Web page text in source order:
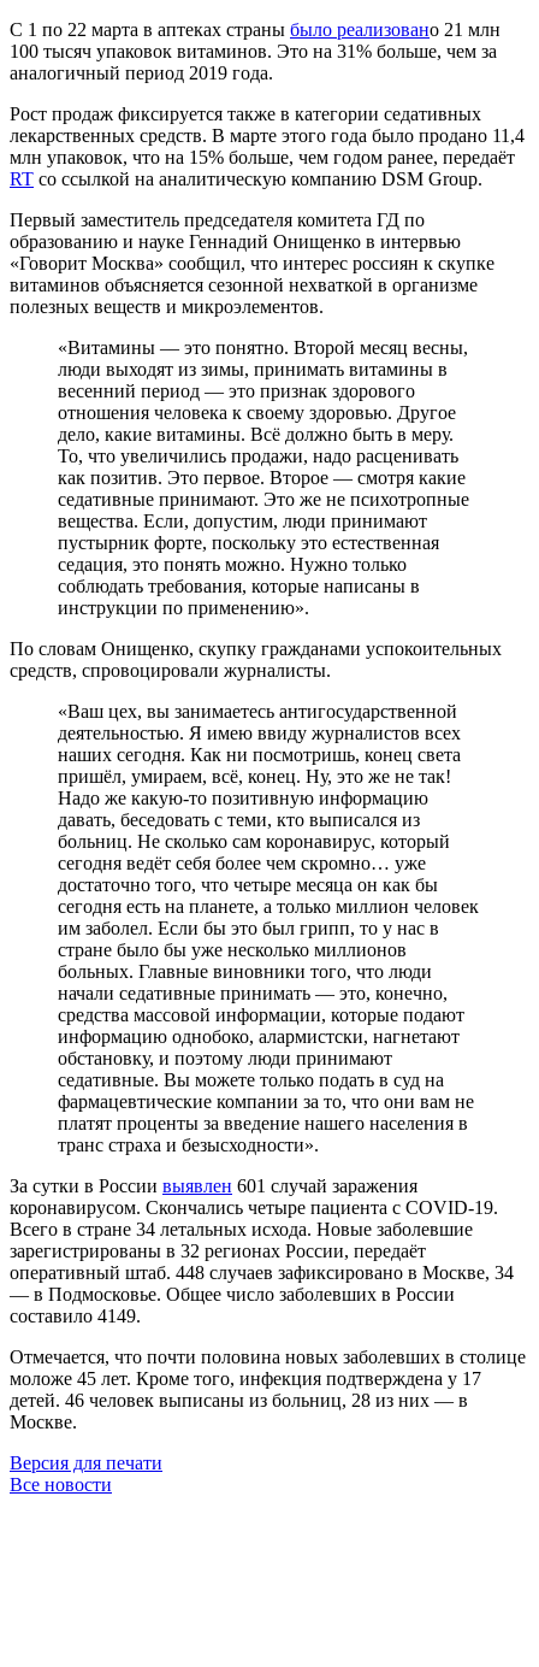
С 1 по 22 марта в аптеках страны было реализовано 21 млн
100 тысяч упаковок витаминов. Это на 31% больше, чем за
аналогичный период 2019 года.
Рост продаж фиксируется также в категории седативных
лекарственных средств. В марте этого года было продано 11,4
млн упаковок, что на 15% больше, чем годом ранее, передаёт
RT со ссылкой на аналитическую компанию DSM Group.
Первый заместитель председателя комитета ГД по
образованию и науке Геннадий Онищенко в интервью
«Говорит Москва» сообщил, что интерес россиян к скупке
витаминов объясняется сезонной нехваткой в организме
полезных веществ и микроэлементов.
«Витамины — это понятно. Второй месяц весны,
люди выходят из зимы, принимать витамины в
весенний период — это признак здорового
отношения человека к своему здоровью. Другое
дело, какие витамины. Всё должно быть в меру.
То, что увеличились продажи, надо расценивать
как позитив. Это первое. Второе — смотря какие
седативные принимают. Это же не психотропные
вещества. Если, допустим, люди принимают
пустырник форте, поскольку это естественная
седация, это понять можно. Нужно только
соблюдать требования, которые написаны в
инструкции по применению».
По словам Онищенко, скупку гражданами успокоительных
средств, спровоцировали журналисты.
«Ваш цех, вы занимаетесь антигосударственной
деятельностью. Я имею ввиду журналистов всех
наших сегодня. Как ни посмотришь, конец света
пришёл, умираем, всё, конец. Ну, это же не так!
Надо же какую-то позитивную информацию
давать, беседовать с теми, кто выписался из
больниц. Не сколько сам коронавирус, который
сегодня ведёт себя более чем скромно… уже
достаточно того, что четыре месяца он как бы
сегодня есть на планете, а только миллион человек
им заболел. Если бы это был грипп, то у нас в
стране было бы уже несколько миллионов
больных. Главные виновники того, что люди
начали седативные принимать — это, конечно,
средства массовой информации, которые подают
информацию однобоко, алармистски, нагнетают
обстановку, и поэтому люди принимают
седативные. Вы можете только подать в суд на
фармацевтические компании за то, что они вам не
платят проценты за введение нашего населения в
транс страха и безысходности».
За сутки в России выявлен 601 случай заражения
коронавирусом. Скончались четыре пациента с COVID-19.
Всего в стране 34 летальных исхода. Новые заболевшие
зарегистрированы в 32 регионах России, передаёт
оперативный штаб. 448 случаев зафиксировано в Москве, 34
— в Подмосковье. Общее число заболевших в России
составило 4149.
Отмечается, что почти половина новых заболевших в столице
моложе 45 лет. Кроме того, инфекция подтверждена у 17
детей. 46 человек выписаны из больниц, 28 из них — в
Москве.
Версия для печати
Все новости